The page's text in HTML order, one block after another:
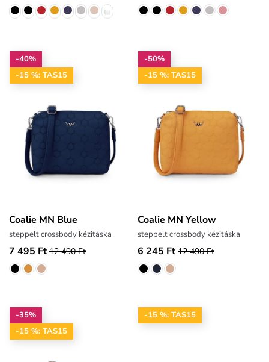
-40%
-15 %: TAS15
Coalie MN Blue
steppelt crossbody kézitáska
7 495 Ft 12 490 Ft
-50%
-15 %: TAS15
Coalie MN Yellow
steppelt crossbody kézitáska
6 245 Ft 12 490 Ft
-35%
-15 %: TAS15
-15 %: TAS15